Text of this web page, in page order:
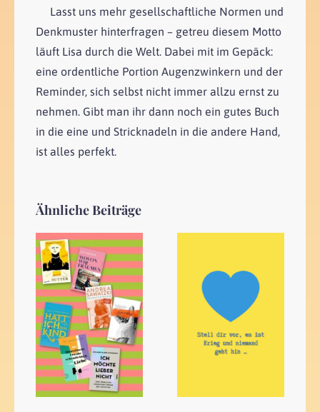
Lasst uns mehr gesellschaftliche Normen und
Denkmuster hinterfragen – getreu diesem Motto
läuft Lisa durch die Welt. Dabei mit im Gepäck:
eine ordentliche Portion Augenzwinkern und der
Reminder, sich selbst nicht immer allzu ernst zu
nehmen. Gibt man ihr dann noch ein gutes Buch
in die eine und Stricknadeln in die andere Hand,
ist alles perfekt.
Ähnliche Beiträge